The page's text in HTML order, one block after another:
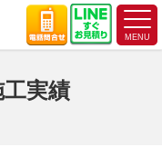
実績